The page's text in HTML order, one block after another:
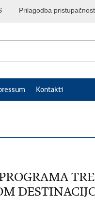
Prilagodba
Kontakti